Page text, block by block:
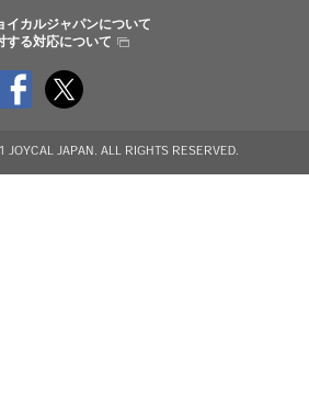
イカルジャパンについて
する対応について
JOYCAL JAPAN. ALL RIGHTS RESERVED.